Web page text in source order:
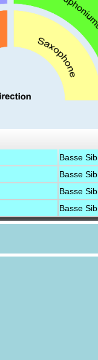
Basse Sib
Basse Sib
Basse Sib
Basse Sib